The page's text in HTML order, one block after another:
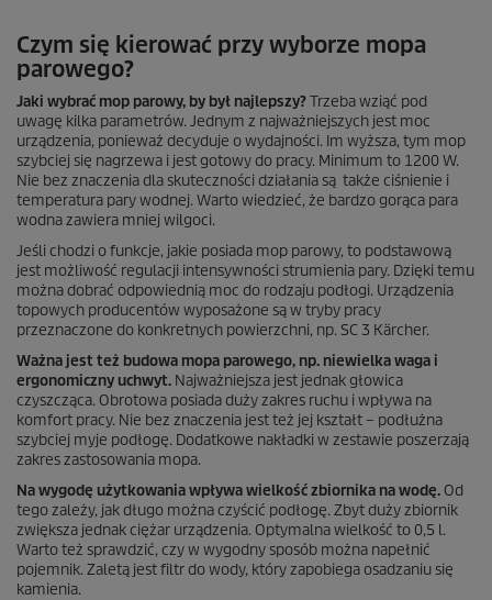
Czym się kierować przy wyborze mopa
parowego?
Jaki wybrać mop parowy, by był najlepszy?Trzeba wziąć pod
uwagę kilka parametrów. Jednym z najważniejszych jest moc
urządzenia, ponieważ decyduje o wydajności. Im wyższa, tym mop
szybciej się nagrzewa i jest gotowy do pracy. Minimum to 1200 W.
Nie bez znaczenia dla skuteczności działania są także ciśnienie i
temperatura pary wodnej. Warto wiedzieć, że bardzo gorąca para
wodna zawiera mniej wilgoci.
Jeśli chodzi o funkcje, jakie posiada mop parowy, to podstawową
jest możliwość regulacji intensywności strumienia pary. Dzięki temu
można dobrać odpowiednią moc do rodzaju podłogi. Urządzenia
topowych producentów wyposażone są w tryby pracy
przeznaczone do konkretnych powierzchni, np. SC 3 Kärcher.
Ważna jest też budowa mopa parowego, np. niewielka waga i
ergonomiczny uchwyt. Najważniejsza jest jednak głowica
czyszcząca. Obrotowa posiada duży zakres ruchu i wpływa na
komfort pracy. Nie bez znaczenia jest też jej kształt – podłużna
szybciej myje podłogę. Dodatkowe nakładki w zestawie poszerzają
zakres zastosowania mopa.
Na wygodę użytkowania wpływa wielkość zbiornika na wodę. Od
tego zależy, jak długo można czyścić podłogę. Zbyt duży zbiornik
zwiększa jednak ciężar urządzenia. Optymalna wielkość to 0,5 l.
Warto też sprawdzić, czy w wygodny sposób można napełnić
pojemnik. Zaletą jest filtr do wody, który zapobiega osadzaniu się
kamienia.